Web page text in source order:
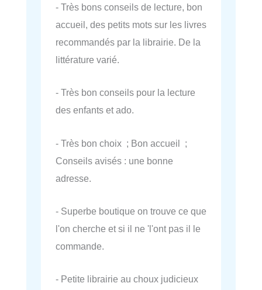
- Très bons conseils de lecture, bon
accueil, des petits mots sur les livres
recommandés par la librairie. De la
littérature varié.
- Très bon conseils pour la lecture
des enfants et ado.
- Très bon choix ; Bon accueil ;
Conseils avisés : une bonne
adresse.
- Superbe boutique on trouve ce que
l'on cherche et si il ne 'l'ont pas il le
commande.
- Petite librairie au choux judicieux